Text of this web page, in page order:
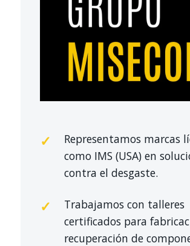
Representamos marcas
como IMS (USA) en
contra el desgaste.
Trabajamos con talleres
certificados para
recuperación de